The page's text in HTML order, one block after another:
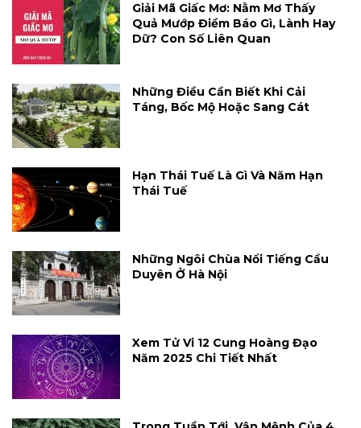
Giải Mã Giấc Mơ: Nằm Mơ Thấy
Quả Mướp Điềm Báo Gì, Lành Hay
Dữ? Con Số Liên Quan
Những Điều Cần Biết Khi Cải
Táng, Bốc Mộ Hoặc Sang Cát
Hạn Thái Tuế Là Gì Và Năm Hạn
Thái Tuế
Những Ngôi Chùa Nổi Tiếng Cầu
Duyên Ở Hà Nội
Xem Tử Vi 12 Cung Hoàng Đạo
Năm 2025 Chi Tiết Nhất